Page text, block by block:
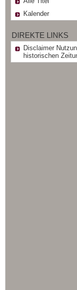
Kalender
DIREKTE LINKS
Disclaimer
historischen